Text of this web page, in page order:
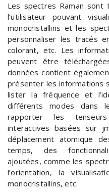
Les spectres Raman sont
l’utilisateur pouvant
monocristallins et les
personnaliser les tracés
colorant, etc. Les
peuvent être
données contient
présenter les informations
lister la fréquence et
différents modes
rapporter les
interactives basées sur
déplacement atomique
temps, des
ajoutées, comme les
l’orientation, la
monocristallins, etc.